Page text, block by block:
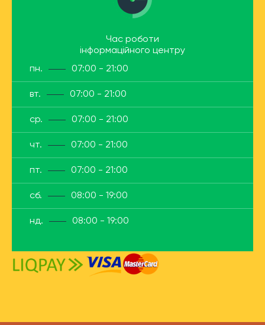
Час роботи
інформаційного центру
пн.
07:00 - 21:00
вт. 07:00 - 21:00
ср. 07:00 - 21:00
чт. 07:00 - 21:00
пт. 07:00 - 21:00
сб. 08:00 - 19:00
нд. 08:00 - 19:00